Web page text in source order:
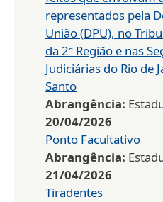
representados pela
União (DPU), no
da 2ª Região e nas
Judiciárias do Rio de
Santo
Abrangência:
20/04/2026
Ponto Facultativo
Abrangência:
21/04/2026
Tiradentes